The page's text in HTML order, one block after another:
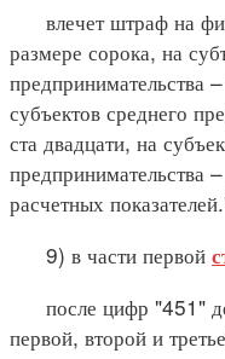
влечет штраф на
размере сорока, на
предпринимательства
субъектов среднего
ста двадцати, на
предпринимательства
расчетных
9) в части первой
после цифр "451"
первой, второй и